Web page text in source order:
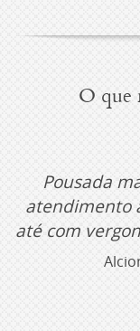
O que
Pousada
atendimento
até com
O quarto é
para